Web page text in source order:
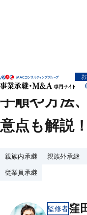
特例有限会
手順や方法
意点も解説！
親族内承継 親族外承継
従業員承継
監修者窪